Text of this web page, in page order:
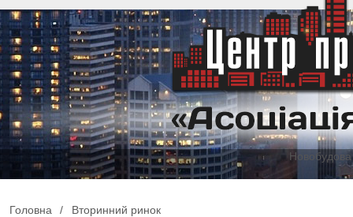
Головна / Вторинний ринок